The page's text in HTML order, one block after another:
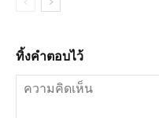
ทิ้งคำตอบไว้